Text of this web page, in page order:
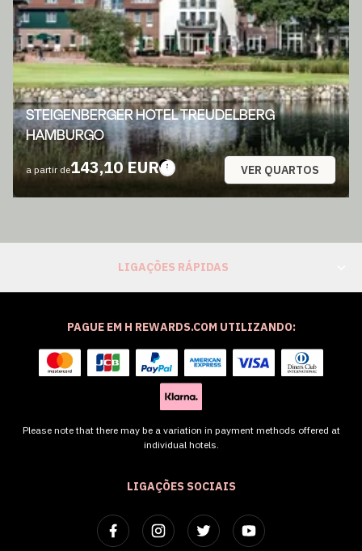
STEIGENBERGER HOTEL TREUDELBERG
HAMBURGO
a partir de143,10 EUR VER QUARTOS
LIGAÇÕES RÁPIDAS
LIGAÇÕES SOCIAIS
PAGUE EM H REWARDS.COM UTILIZANDO:
Please note that there may be a variation in payment methods offered at
individual hotels.